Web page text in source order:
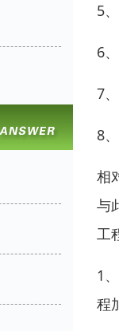
5
6
7
8
相
与
工
1
程